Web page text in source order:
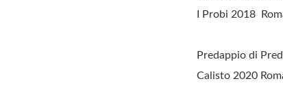
I Probi 2018
Predappio di
Calisto 2020